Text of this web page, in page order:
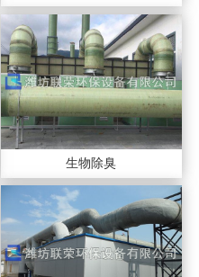
生物除臭